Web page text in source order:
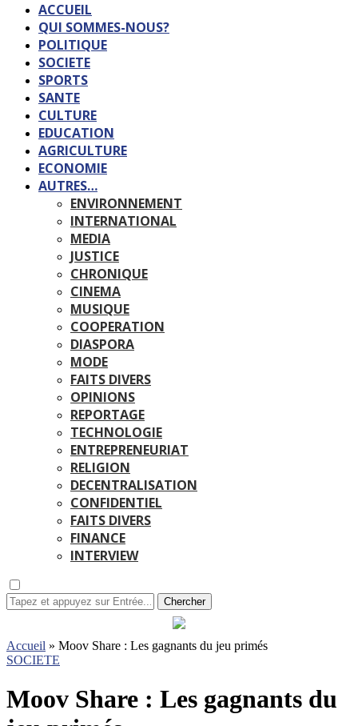
ACCUEIL
QUI SOMMES-NOUS?
POLITIQUE
SOCIETE
SPORTS
SANTE
CULTURE
EDUCATION
AGRICULTURE
ECONOMIE
AUTRES…
ENVIRONNEMENT
INTERNATIONAL
MEDIA
JUSTICE
CHRONIQUE
CINEMA
MUSIQUE
COOPERATION
DIASPORA
MODE
FAITS DIVERS
OPINIONS
REPORTAGE
TECHNOLOGIE
ENTREPRENEURIAT
RELIGION
DECENTRALISATION
CONFIDENTIEL
FAITS DIVERS
FINANCE
INTERVIEW
Chercher
Accueil » Moov Share : Les gagnants du jeu primés
SOCIETE
Moov Share : Les gagnants du